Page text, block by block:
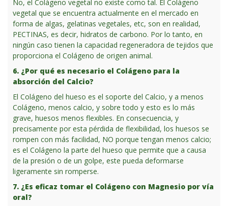
No, el Colágeno vegetal no existe como tal. El Colágeno
vegetal que se encuentra actualmente en el mercado en
forma de algas, gelatinas vegetales, etc, son en realidad,
PECTINAS, es decir, hidratos de carbono. Por lo tanto, en
ningún caso tienen la capacidad regeneradora de tejidos que
proporciona el Colágeno de origen animal.
6. ¿Por qué es necesario el Colágeno para la
absorción del Calcio?
El Colágeno del hueso es el soporte del Calcio, y a menos
Colágeno, menos calcio, y sobre todo y esto es lo más
grave, huesos menos flexibles. En consecuencia, y
precisamente por esta pérdida de flexibilidad, los huesos se
rompen con más facilidad, NO porque tengan menos calcio;
es el Colágeno la parte del hueso que permite que a causa
de la presión o de un golpe, este pueda deformarse
ligeramente sin romperse.
7. ¿Es eficaz tomar el Colágeno con Magnesio por vía
oral?